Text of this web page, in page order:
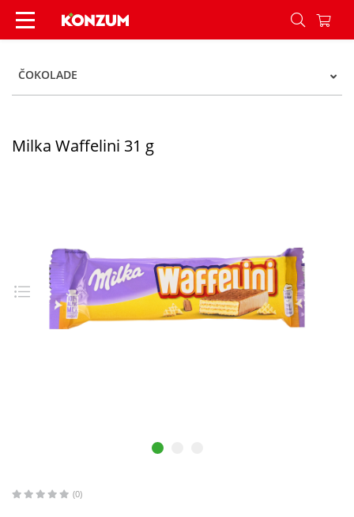
Milka Waffelini 31 g - Konzum
ČOKOLADE
Milka Waffelini 31 g
(0)